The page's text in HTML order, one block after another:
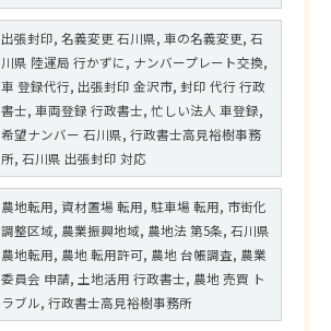
出張封印, 名義変更 石川県, 車の名義変更, 石
川県 陸運局 行かずに, ナンバープレート交換,
車 登録代行, 出張封印 金沢市, 封印 代行 行政
書士, 車両登録 行政書士, 忙しい法人 車登録,
希望ナンバー 石川県, 行政書士高見裕樹事務
所, 石川県 出張封印 対応
農地転用, 資材置場 転用, 駐車場 転用, 市街化
調整区域, 農業振興地域, 農地法 第5条, 石川県
農地転用, 農地 転用許可, 農地 台帳調査, 農業
委員会 申請, 土地活用 行政書士, 農地 売買 ト
ラブル, 行政書士高見裕樹事務所